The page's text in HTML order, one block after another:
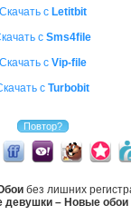
Скачать с Letitbit
с Sms4file
Скачать с Vip-file
с Turbobit
без лишних
девушки – Новые обои